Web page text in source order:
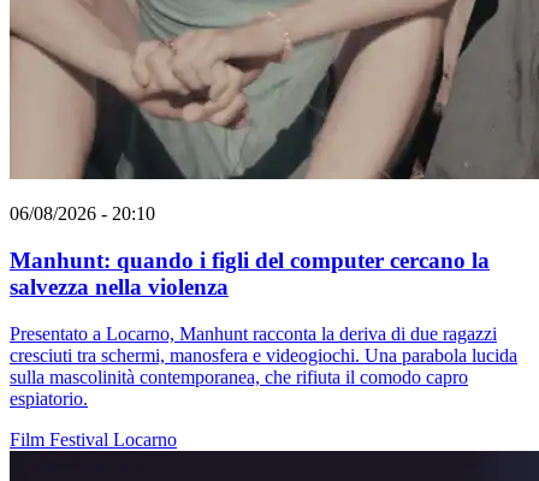
06/08/2026 - 20:10
Manhunt: quando i figli del computer cercano la
salvezza nella violenza
Presentato a Locarno, Manhunt racconta la deriva di due ragazzi
cresciuti tra schermi, manosfera e videogiochi. Una parabola lucida
sulla mascolinità contemporanea, che rifiuta il comodo capro
espiatorio.
Film Festival Locarno